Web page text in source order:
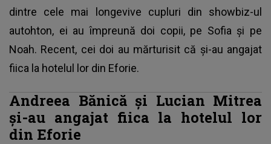
dintre cele mai longevive cupluri din showbiz-ul
autohton, ei au împreună doi copii, pe Sofia și pe
Noah. Recent, cei doi au mărturisit că și-au angajat
fiica la hotelul lor din Eforie.
Andreea Bănică și Lucian Mitrea
și-au angajat fiica la hotelul lor
din Eforie